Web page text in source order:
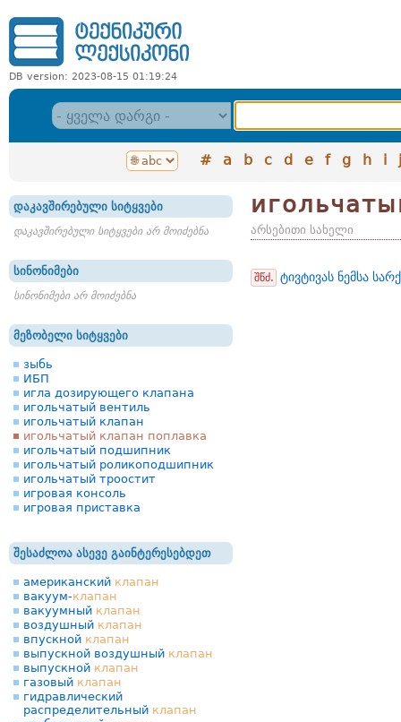
DB version: 2023-08-15 01:19:24
# a b c d e f g h i j
დაკავშირებული სიტყვები
დაკავშირებული სიტყვები არ მოიძებნა
სინონიმები
სინონიმები არ მოიძებნა
მეზობელი სიტყვები
зыбь
ИБП
игла дозирующего клапана
игольчатый вентиль
игольчатый клапан
игольчатый клапан поплавка
игольчатый подшипник
игольчатый роликоподшипник
игольчатый троостит
игровая консоль
игровая приставка
შესაძლოა ასევე გაინტერესებდეთ
американский клапан
вакуум-клапан
вакуумный клапан
воздушный клапан
впускной клапан
выпускной воздушный клапан
выпускной клапан
газовый клапан
гидравлический
распределительный клапан
არსებითი სახელი
შწძ. ტივტივას ნემსა